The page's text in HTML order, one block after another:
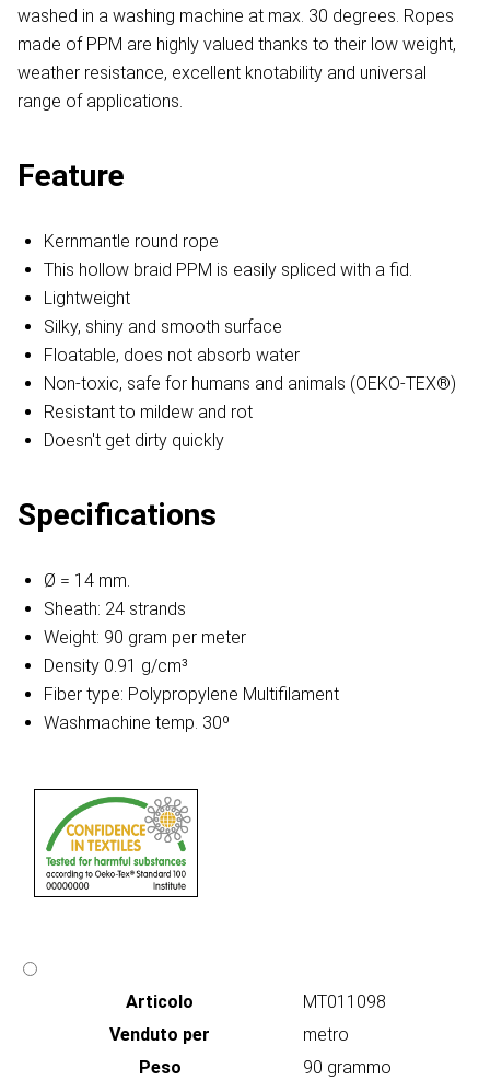
washed in a washing machine at max. 30 degrees. Ropes
made of PPM are highly valued thanks to their low weight,
weather resistance, excellent knotability and universal
range of applications.
Feature
Kernmantle round rope
This hollow braid PPM is easily spliced with a fid.
Lightweight
Silky, shiny and smooth surface
Floatable, does not absorb water
Non-toxic, safe for humans and animals (OEKO-TEX®)
Resistant to mildew and rot
Doesn't get dirty quickly
Specifications
Ø = 14 mm.
Sheath: 24 strands
Weight: 90 gram per meter
Density 0.91 g/cm³
Fiber type: Polypropylene Multifilament
Washmachine temp. 30º
Articolo
MT011098
Venduto per
metro
Peso
90 grammo